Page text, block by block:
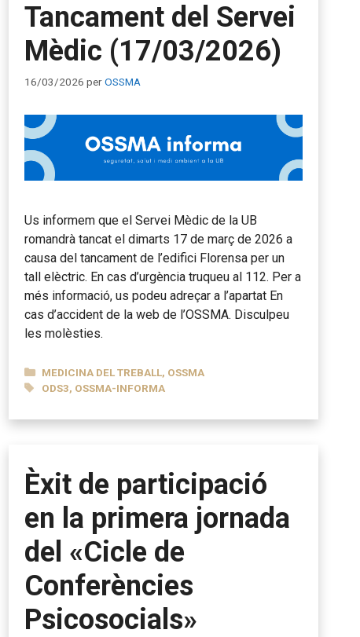
Tancament del Servei
Mèdic (17/03/2026)
16/03/2026 perOSSMA
Us informem que el Servei Mèdic de la UB
romandrà tancat el dimarts 17 de març de 2026 a
causa del tancament de l’edifici Florensa per un
tall elèctric. En cas d’urgència truqueu al 112. Per a
més informació, us podeu adreçar a l’apartat En
cas d’accident de la web de l’OSSMA. Disculpeu
les molèsties.
CATEGORIES
MEDICINA DEL TREBALL, OSSMA
ETIQUETES
ODS3, OSSMA-INFORMA
Èxit de participació
en la primera jornada
del «Cicle de
Conferències
Psicosocials»